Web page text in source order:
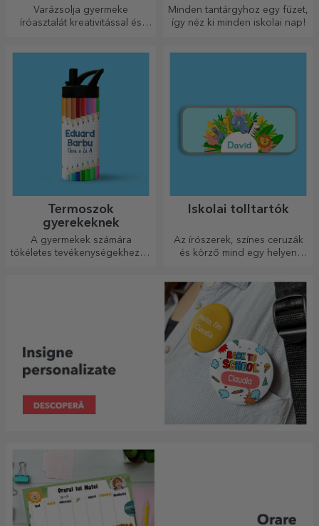
Varázsolja gyermeke
íróasztalát kreativitással és
Minden tantárgyhoz egy füzet,
így néz ki minden iskolai nap!
Termoszok
gyerekeknek
A gyermekek számára
tökéletes tevékenységekhez, a
Iskolai tolltartók
Az írószerek, színes ceruzák
és körző mind egy helyen